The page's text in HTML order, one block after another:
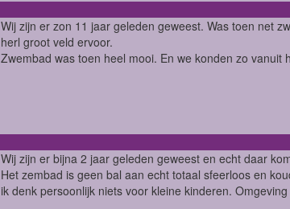
Wij zijn er zon 11 jaar geleden geweest. Was toen net
herl groot veld ervoor.
Zwembad was toen heel mooi. En we konden zo vanuit
Wij zijn er bijna 2 jaar geleden geweest en echt daar
Het zembad is geen bal aan echt totaal sfeerloos en
ik denk persoonlijk niets voor kleine kinderen.